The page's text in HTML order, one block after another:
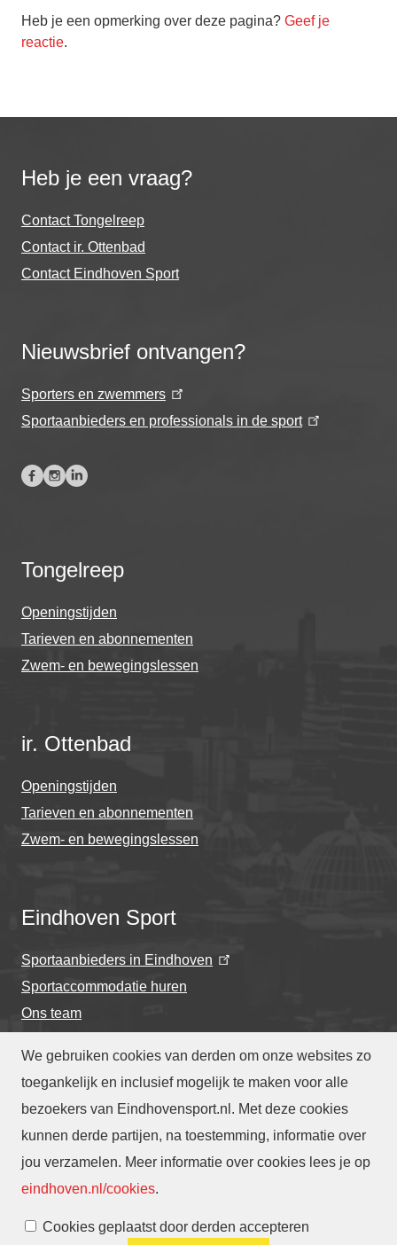
We gebruiken cookies van derden om onze websites zo
toegankelijk en inclusief mogelijk te maken voor alle
bezoekers van Eindhovensport.nl. Met deze cookies
kunnen derde partijen, na toestemming, informatie over
jou verzamelen. Meer informatie over cookies lees je op
eindhoven.nl/cookies.
Cookies geplaatst door derden accepteren
Heb je een opmerking over deze pagina? Geef je
reactie.
Heb je een vraag?
Contact Tongelreep
Contact ir. Ottenbad
Contact Eindhoven Sport
Nieuwsbrief ontvangen?
Sporters en zwemmers
Sportaanbieders en professionals in de sport
Tongelreep
Openingstijden
Tarieven en abonnementen
Zwem- en bewegingslessen
ir. Ottenbad
Openingstijden
Tarieven en abonnementen
Zwem- en bewegingslessen
Eindhoven Sport
Sportaanbieders in Eindhoven
Sportaccommodatie huren
Ons team
Privacyverklaring-Cookieverklaring
-Toegankelijkheidsverklaring -Webarchief
-
Translate
Cookies beheren